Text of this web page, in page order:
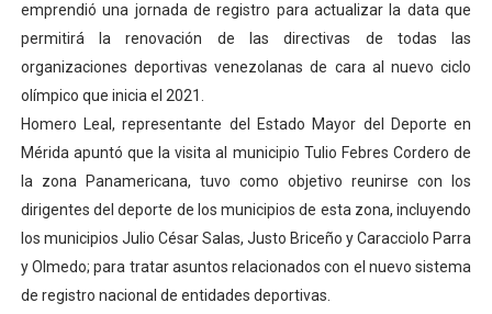
Campo Elías avanza con plan de asfaltado
Encuentro estadal fortalece la coordinación de
Gobernador Arnaldo Sánchez apadrina a más de 993
Plan Quirúrgico Regional llega a Pueblo Llano con la
emprendió una jornada de registro para actualizar la data que
permitirá la renovación de las directivas de todas las
organizaciones deportivas venezolanas de cara al nuevo ciclo
olímpico que inicia el 2021.
Homero Leal, representante del Estado Mayor del Deporte en
Mérida apuntó que la visita al municipio Tulio Febres Cordero de
la zona Panamericana, tuvo como objetivo reunirse con los
dirigentes del deporte de los municipios de esta zona, incluyendo
los municipios Julio César Salas, Justo Briceño y Caracciolo Parra
y Olmedo; para tratar asuntos relacionados con el nuevo sistema
de registro nacional de entidades deportivas.